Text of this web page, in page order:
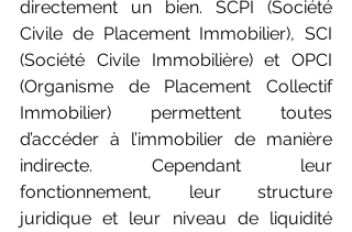
directement un bien. SCPI (Société
Civile de Placement Immobilier), SCI
(Société Civile Immobilière) et OPCI
(Organisme de Placement Collectif
Immobilier) permettent toutes
d’accéder à l’immobilier de manière
indirecte. Cependant leur
fonctionnement, leur structure
juridique et leur niveau de liquidité